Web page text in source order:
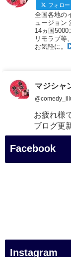
フォロー
全国各地の
ュージョン
14ヵ国5000
リモラブ等
お気軽に。
マジシャ
お疲れ様
ブログ更
「マジシ
Facebook
Instagram